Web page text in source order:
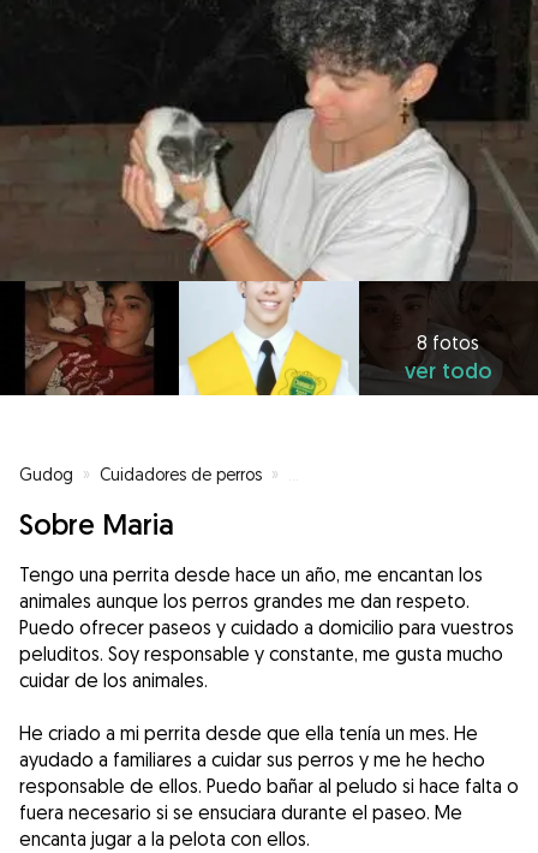
8 fotos
ver todo
Gudog » Cuidadores de perros »
Sobre Maria
Tengo una perrita desde hace un año, me encantan los
animales aunque los perros grandes me dan respeto.
Puedo ofrecer paseos y cuidado a domicilio para vuestros
peluditos. Soy responsable y constante, me gusta mucho
cuidar de los animales.
He criado a mi perrita desde que ella tenía un mes. He
ayudado a familiares a cuidar sus perros y me he hecho
responsable de ellos. Puedo bañar al peludo si hace falta o
fuera necesario si se ensuciara durante el paseo. Me
encanta jugar a la pelota con ellos.